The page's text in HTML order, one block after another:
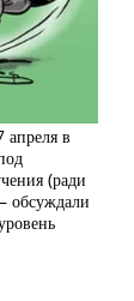
апреля в
(ради
обсуждали